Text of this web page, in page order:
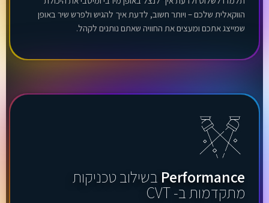
הווקאלית שלכם – ויותר חשוב, לדעת איך להגיש ולפרש שיר באופן
שמייצג אתכם ומעצים את החוויה שאתם נותנים לקהל.
Performance בשילוב טכניקות
מתקדמות ב- CVT